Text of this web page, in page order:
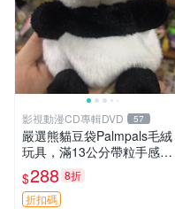
影視動漫CD專輯DVD 57
嚴選熊貓豆袋Palmpals毛絨
玩具，滿13公分帶粒手感極
佳，電影主題周邊推薦 熊貓
Palmpals 毛絨玩具 豆袋 劇場
版周邊
$288 8折
折扣碼